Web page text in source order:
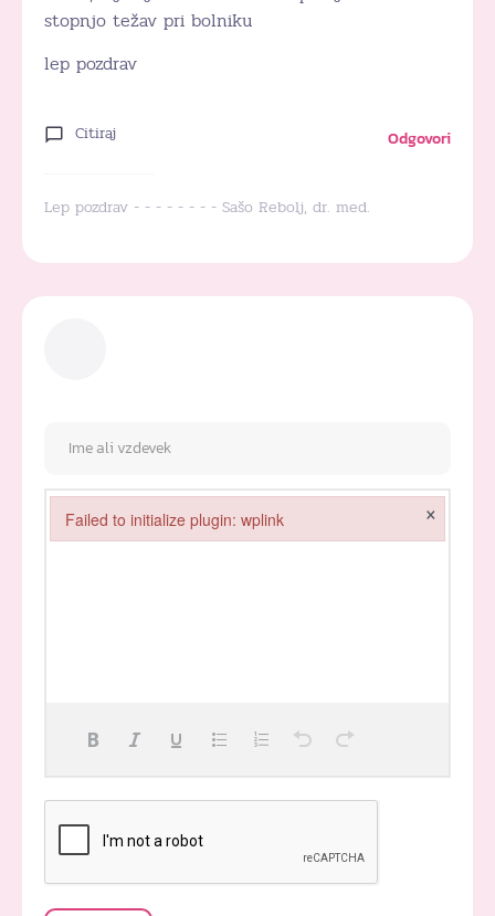
stopnjo težav pri bolniku
lep pozdrav
Citiraj Odgovori
Lep pozdrav - - - - - - - - Sašo Rebolj, dr. med.
Failed to initialize plugin: wplink ×
Failed to initialize plugin: wplink